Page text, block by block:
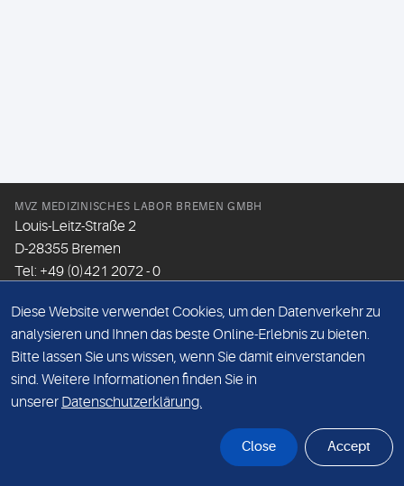
MVZ MEDIZINISCHES LABOR BREMEN GMBH
Louis-Leitz-Straße 2
D-28355 Bremen
Tel: +49 (0)421 2072 - 0
Email:info@mlhb.de
DATENSCHUTZ
IMPRESSUM
Diese Website verwendet Cookies, um den Datenverkehr zu
analysieren und Ihnen das beste Online-Erlebnis zu bieten.
Bitte lassen Sie uns wissen, wenn Sie damit einverstanden
sind. Weitere Informationen finden Sie in
unserer Datenschutzerklärung.
Close Accept